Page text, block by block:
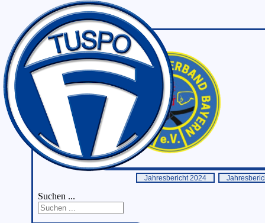
Jahresbericht 2024
Suchen ...